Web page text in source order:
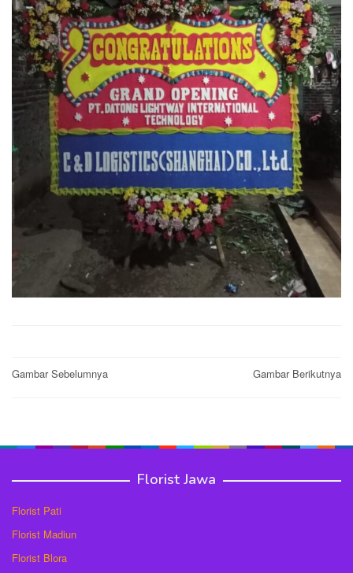
Post
Gambar Sebelumnya Gambar Berikutnya
Florist Jawa
Florist Pati
Florist Madiun
Florist Blora